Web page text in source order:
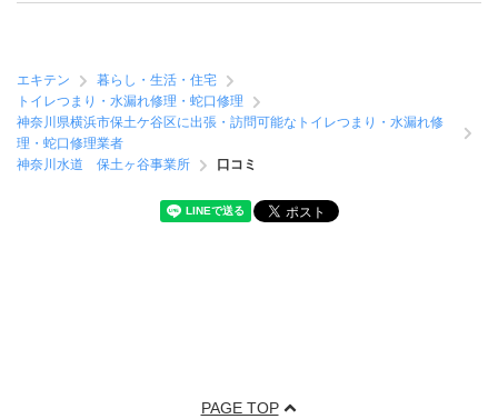
エキテン
暮らし・生活・住宅
トイレつまり・水漏れ修理・蛇口修理
神奈川県横浜市保土ケ谷区に出張・訪問可能なトイレつまり・水漏れ修
理・蛇口修理業者
神奈川水道 保土ヶ谷事業所
口コミ
PAGE TOP